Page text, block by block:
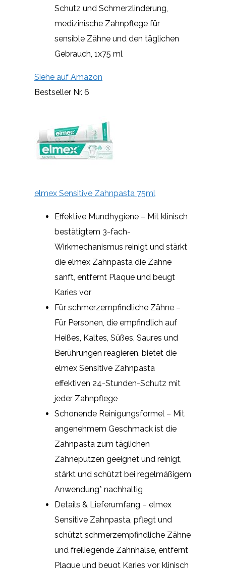
Schutz und Schmerzlinderung,
medizinische Zahnpflege für
sensible Zähne und den täglichen
Gebrauch, 1x75 ml
Siehe auf Amazon
Bestseller Nr. 6
elmex Sensitive Zahnpasta 75ml
Effektive Mundhygiene – Mit klinisch
bestätigtem 3-fach-
Wirkmechanismus reinigt und stärkt
die elmex Zahnpasta die Zähne
sanft, entfernt Plaque und beugt
Karies vor
Für schmerzempfindliche Zähne –
Für Personen, die empfindlich auf
Heißes, Kaltes, Süßes, Saures und
Berührungen reagieren, bietet die
elmex Sensitive Zahnpasta
effektiven 24-Stunden-Schutz mit
jeder Zahnpflege
Schonende Reinigungsformel – Mit
angenehmem Geschmack ist die
Zahnpasta zum täglichen
Zähneputzen geeignet und reinigt,
stärkt und schützt bei regelmäßigem
Anwendung* nachhaltig
Details & Lieferumfang – elmex
Sensitive Zahnpasta, pflegt und
schützt schmerzempfindliche Zähne
und freiliegende Zahnhälse, entfernt
Plaque und beugt Karies vor, klinisch